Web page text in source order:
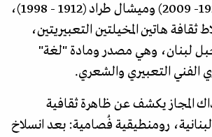
1981) ومنصور (1925- 2009) وميشال طراد (1912 - 1998)،
هاتين المخيلتين التعبيريتين،
لبنان، وهي مصدر ومادة "لغة"
الفني التعبيري والشعري.
المجاز يكشف عن ظاهرة ثقافية
رومنطيقية فُصامية: بعد انسلاخ